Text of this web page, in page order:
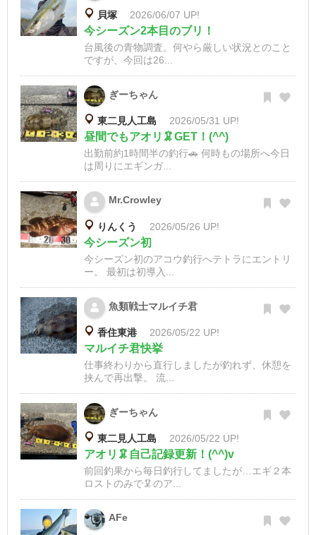
貝塚 2026/06/07 UP!
今シーズン2本目のブリ！
台風後の青物調査。何やら厳しい状況とのこと
ですが、今回は26...
ぎーちゃん
東二見人工島 2026/05/31 UP!
昼間でもアオリ🦑GET！(^^)
出勤前約1時間半の釣行🚗 何時もの場所へ今日
は周りにエギンガ...
Mr.Crowley
りんくう 2026/05/26 UP!
今シーズン初
今シーズン初のアコウ釣行へテトラにエントリ
ー。 最初は初導入...
魚類戦士マルイチ君
香住東港 2026/05/22 UP!
マルイチ君快挙
仕事終わりから直行しましたが釣れず、休憩を
挟んで再出撃。 流...
ぎーちゃん
東二見人工島 2026/05/22 UP!
アオリ🦑自己記録更新！(^^)v
前回釣果から毎日釣行してましたが…エギ２本
ロストのみで🦑のア...
AFe